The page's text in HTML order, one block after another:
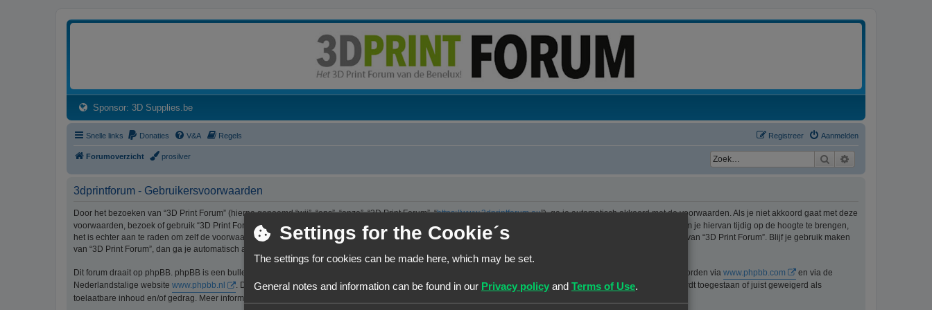
Sponsor: 3D Supplies.be(Opens a new tab)
Snelle links Donaties V&A Regels Aanmelden
Registreer
Forumoverzicht prosilver Zoek
3dprintforum - Gebruikersvoorwaarden
Door het bezoeken van “3D Print Forum” (hierna genoemd “wij”, “ons”, “onze”, “3D Print Forum”, “https://www.3dprintforum.eu”), ga je automatisch akkoord met de voorwaarden. Als je niet akkoord gaat met deze
voorwaarden, bezoek of gebruik “3D Print Forum” dan niet langer. We hebben het recht om de voorwaarden op ieder moment te wijzigen en zullen ons best doen om je hiervan tijdig op de hoogte te brengen,
het is echter aan te raden om zelf de voorwaarden regelmatig te controleren op wijzigingen. Ga je niet akkoord met deze wijzigingen, maak dan niet langer gebruik van “3D Print Forum”. Blijf je gebruik maken
van “3D Print Forum”, dan ga je automatisch akkoord met de wijzigingen en of toevoegingen.
Dit forum draait op phpBB. phpBB is een bulletinboardoplossing die is uitgebracht onder de “GNU General Public License v2” (hierna “GPL”) en kan gedownload worden via www.phpbb.com
en via de
Nederlandstalige website www.phpbb.nl
. De phpBB-software maakt internetgebaseerde discussies mogelijk. phpBB Limited is niet verantwoordelijk voor wat wordt toegestaan of juist geweigerd als
toelaatbare inhoud en/of gedrag. Meer informatie over phpBB kun je vinden op
Settings for the Cookie´s
The settings for cookies can be made here, which may be set.
General notes and information can be found in our Privacy policy and Terms of Use.